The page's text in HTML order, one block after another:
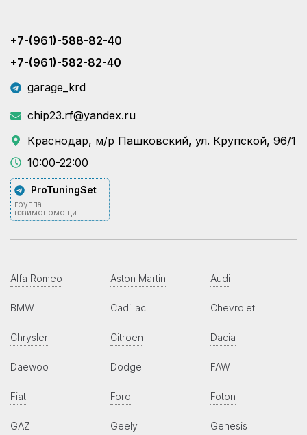
+7-(961)-588-82-40
+7-(961)-582-82-40
garage_krd
chip23.rf@yandex.ru
Краснодар, м/р Пашковский, ул. Крупской, 96/1
10:00-22:00
ProTuningSet
группа
взаимопомощи
Alfa Romeo Aston Martin Audi
BMW Cadillac Chevrolet
Chrysler Citroen Dacia
Daewoo Dodge FAW
Fiat Ford Foton
GAZ Geely Genesis